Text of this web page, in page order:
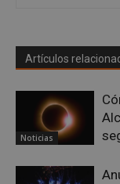
Artículos
Noticias
Privacy Policy